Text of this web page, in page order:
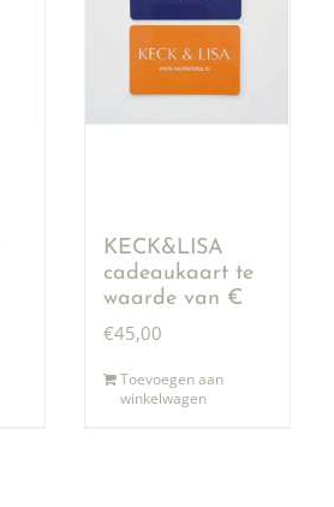
KECK&LISA
cadeaukaart te
waarde van €
50,00
€45,00
Toevoegen aan
winkelwagen